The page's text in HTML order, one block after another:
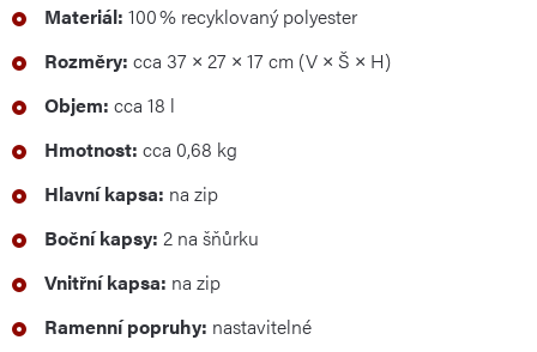
Materiál: 100 % recyklovaný polyester
Rozměry: cca 37 × 27 × 17 cm (V × Š × H)
Objem: cca 18 l
Hmotnost: cca 0,68 kg
Hlavní kapsa: na zip
Boční kapsy: 2 na šňůrku
Vnitřní kapsa: na zip
Ramenní popruhy: nastavitelné